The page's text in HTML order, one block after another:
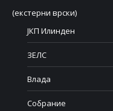
(екстерни врски)
ЈКП Илинден
ЗЕЛС
Влада
Собрание